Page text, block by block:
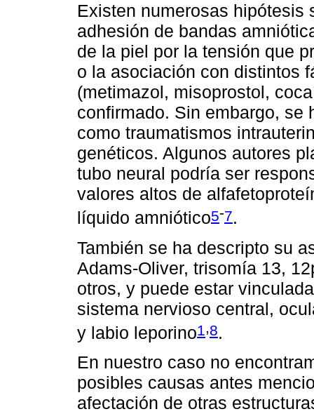
Existen numerosas hipótesis
adhesión de bandas
de la piel por la tensión que
o la asociación con distintos
(metimazol, misoprostol,
confirmado. Sin embargo, se
como traumatismos
genéticos. Algunos autores
tubo neural podría ser
valores altos de
líquido amniótico5-7.
También se ha descripto su
Adams-Oliver, trisomía 13,
otros, y puede estar
sistema nervioso central,
y labio leporino1,8.
En nuestro caso no
posibles causas antes
afectación de otras